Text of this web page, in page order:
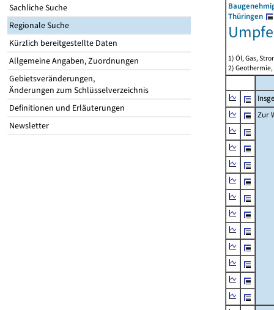
Sachliche Suche
Regionale Suche
Kürzlich bereitgestellte Daten
Allgemeine Angaben, Zuordnungen
Gebietsveränderungen,
Änderungen zum Schlüsselverzeichnis
Definitionen und Erläuterungen
Newsletter
Thüringen
1) Öl, Gas,
2)
Zur